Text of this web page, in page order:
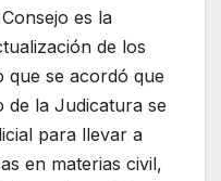
es la
de los
se acordó que
de la Judicatura se
para llevar a
en materias civil,